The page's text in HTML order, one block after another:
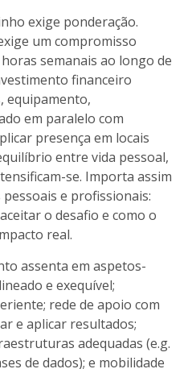
exige ponderação.
um compromisso
semanais ao longo de
financeiro
equipamento,
em paralelo com
presença em locais
entre vida pessoal,
se. Importa assim
e profissionais:
o desafio e como o
real.
assenta em aspetos-
e exequível;
rede de apoio com
e aplicar resultados;
adequadas (e.g.
de dados); e mobilidade